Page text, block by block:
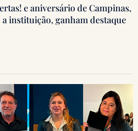
e aniversário de Campinas,
instituição, ganham destaque